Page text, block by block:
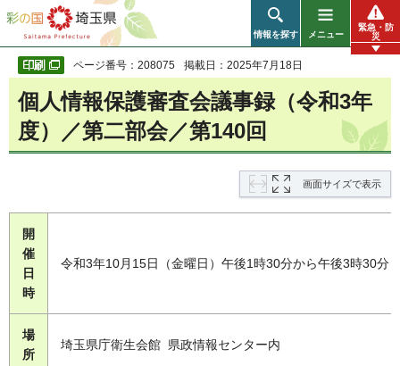
彩の国 埼玉県
情報を探す メニュー
緊急・防
災
ページ番号：208075 掲載日：2025年7月18日
個人情報保護審査会議事録（令和3年
度）／第二部会／第140回
画面サイズで表示
開
催
日
時
令和3年10月15日（金曜日）午後1時30分から午後3時30分
場
所
埼玉県庁衛生会館 県政情報センター内